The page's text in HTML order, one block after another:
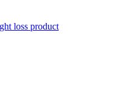
loss product